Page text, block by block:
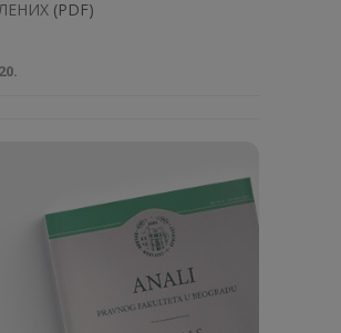
(PDF)